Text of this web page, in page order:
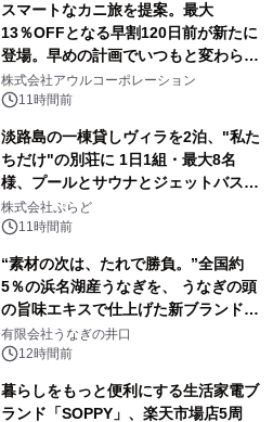
スマートなカニ旅を提案。最大
13％OFFとなる早割120日前が新たに
登場。早めの計画でいつもと変わらぬ
大人の冬旅を。ー夕日ヶ浦温泉「佳松
苑 別邸ふうか」ー
株式会社アウルコーポレーション
11時間前
淡路島の一棟貸しヴィラを2泊、"私た
ちだけ"の別荘に 1日1組・最大8名
様、プールとサウナとジェットバス付
きで Villa Mon Temps AWAJIの連泊
素泊りプラン
株式会社ぷらど
11時間前
“素材の次は、たれで勝負。”全国約
5％の浜名湖産うなぎを、 うなぎの頭
の旨味エキスで仕上げた新ブランド
「井口の誉」誕生
有限会社うなぎの井口
12時間前
暮らしをもっと便利にする生活家電ブ
ランド「SOPPY」、楽天市場店5周